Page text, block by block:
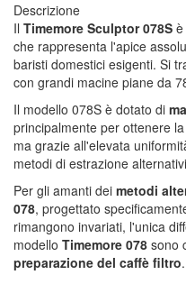
Descrizione
Il Timemore Sculptor 078S
che rappresenta l'apice
baristi domestici esigenti. Si
con grandi macine piane da
Il modello 078S è dotato di
principalmente per ottenere
ma grazie all'elevata
metodi di estrazione
Per gli amanti dei metodi
078, progettato
rimangono invariati, l'unica
modello Timemore 078 sono
preparazione del caffè filtro.